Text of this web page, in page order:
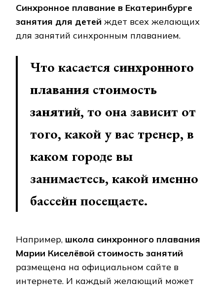
Синхронное плавание в Екатеринбурге
занятия для детей ждет всех желающих
для занятий синхронным плаванием.
Что касается синхронного
плавания стоимость
занятий, то она зависит от
того, какой у вас тренер, в
каком городе вы
занимаетесь, какой именно
бассейн посещаете.
Например, школа синхронного плавания
Марии Киселёвой стоимость занятий
размещена на официальном сайте в
интернете. И каждый желающий может